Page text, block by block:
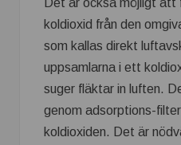
Det är också möjligt
koldioxid från den
som kallas direkt
uppsamlarna i ett
suger fläktar in luften.
genom adsorptions-
koldioxiden. Det är